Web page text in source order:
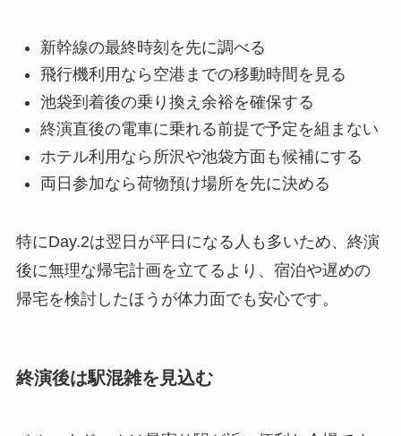
新幹線の最終時刻を先に調べる
飛行機利用なら空港までの移動時間を見る
池袋到着後の乗り換え余裕を確保する
終演直後の電車に乗れる前提で予定を組まない
ホテル利用なら所沢や池袋方面も候補にする
両日参加なら荷物預け場所を先に決める
特にDay.2は翌日が平日になる人も多いため、終演
後に無理な帰宅計画を立てるより、宿泊や遅めの
帰宅を検討したほうが体力面でも安心です。
終演後は駅混雑を見込む